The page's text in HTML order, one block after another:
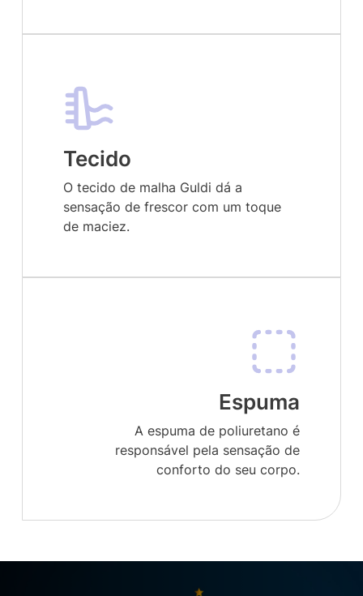
Tecido
O tecido de malha Guldi dá a
sensação de frescor com um toque
de maciez.
Espuma
A espuma de poliuretano é
responsável pela sensação de
conforto do seu corpo.